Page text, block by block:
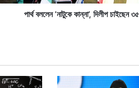
পার্থ বললেন ‘নাটুকে কান্না’, দিলীপ চাইছেন